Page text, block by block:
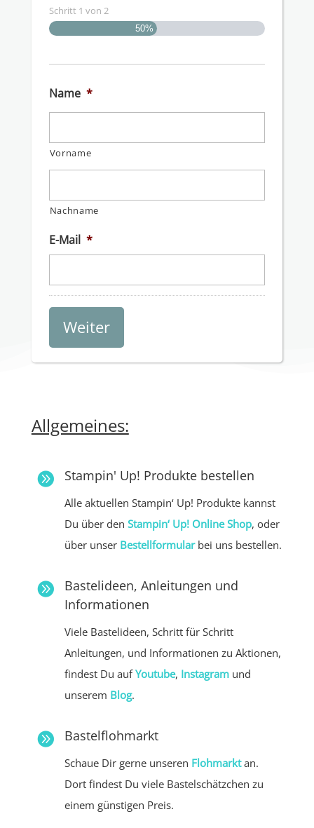
Schritt 1 von 2
50%
Name *
Vorname
Nachname
E-Mail *
Allgemeines:
 Stampin' Up! Produkte bestellen
Alle aktuellen Stampin‘ Up! Produkte kannst
Du über den Stampin‘ Up!Online Shop, oder
über unser Bestellformularbei uns bestellen.

Bastelideen, Anleitungen und
Informationen
Viele Bastelideen, Schritt für Schritt
Anleitungen, und Informationen zu Aktionen,
findest Du aufYoutube, Instagramund
unserem Blog.
 Bastelflohmarkt
Schaue Dir gerne unseren Flohmarktan.
Dort findest Du viele Bastelschätzchen zu
einem günstigen Preis.